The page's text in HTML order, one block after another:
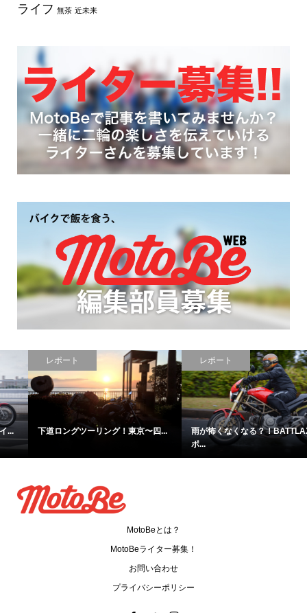
ライフ 無茶 近未来
レポート
雨が怖くなくなる？！BATTLAXス
レポート
【マチアソビ】GPX Legend150は
PR
MotoBeとは？
MotoBeライター募集！
お問い合わせ
プライバシーポリシー